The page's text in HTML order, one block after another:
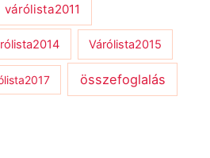
várólista2011
Várólista2015
összefoglalás